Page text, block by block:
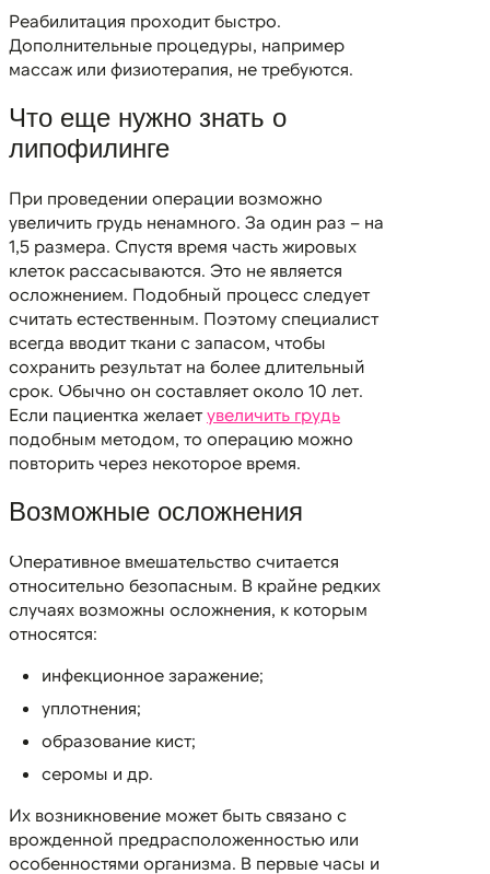
Реабилитация проходит быстро.
Дополнительные процедуры, например
массаж или физиотерапия, не требуются.
Что еще нужно знать о
липофилинге
При проведении операции возможно
увеличить грудь ненамного. За один раз – на
1,5 размера. Спустя время часть жировых
клеток рассасываются. Это не является
осложнением. Подобный процесс следует
считать естественным. Поэтому специалист
всегда вводит ткани с запасом, чтобы
сохранить результат на более длительный
срок. Обычно он составляет около 10 лет.
Если пациентка желаетувеличить грудь
подобным методом, то операцию можно
повторить через некоторое время.
Возможные осложнения
Оперативное вмешательство считается
относительно безопасным. В крайне редких
случаях возможны осложнения, к которым
относятся:
инфекционное заражение;
уплотнения;
образование кист;
серомы и др.
Их возникновение может быть связано с
врожденной предрасположенностью или
особенностями организма. В первые часы и